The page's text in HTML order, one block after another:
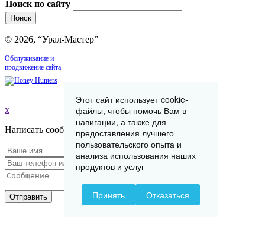
Поиск по сайту
© 2026, “Урал-Мастер”
Обслуживание и
продвижение сайта
x
Написать сообщение
Отправить
Этот сайт использует cookie-
файлы, чтобы помочь Вам в
навигации, а также для
предоставления лучшего
пользовательского опыта и
анализа использования наших
продуктов и услуг
Принять Отказаться